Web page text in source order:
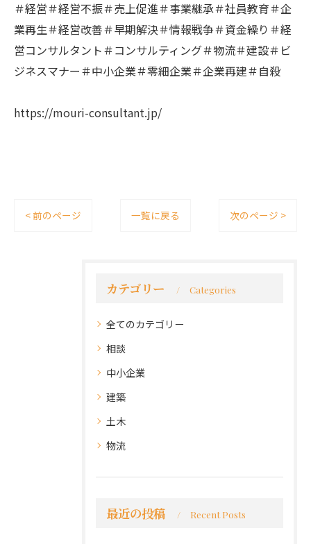
＃経営＃経営不振＃売上促進＃事業継承＃社員教育＃企
業再生＃経営改善＃早期解決＃情報戦争＃資金繰り＃経
営コンサルタント＃コンサルティング＃物流＃建設＃ビ
ジネスマナー＃中小企業＃零細企業＃企業再建＃自殺
https://mouri-consultant.jp/
< 前のページ 一覧に戻る 次のページ >
カテゴリー Categories
全てのカテゴリー
相談
中小企業
建築
土木
物流
最近の投稿 Recent Posts